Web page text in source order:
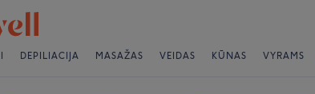
DEPILIACIJA MASAŽAS VEIDAS KŪNAS VYRAMS